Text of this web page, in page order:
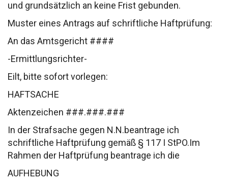
und grundsätzlich an keine Frist gebunden.
Muster eines Antrags auf schriftliche Haftprüfung:
An das Amtsgericht ####
-Ermittlungsrichter-
Eilt, bitte sofort vorlegen:
HAFTSACHE
Aktenzeichen ###.###.###
In der Strafsache gegen N.N.beantrage ich
schriftliche Haftprüfung gemäß § 117 I StPO.Im
Rahmen der Haftprüfung beantrage ich die
AUFHEBUNG